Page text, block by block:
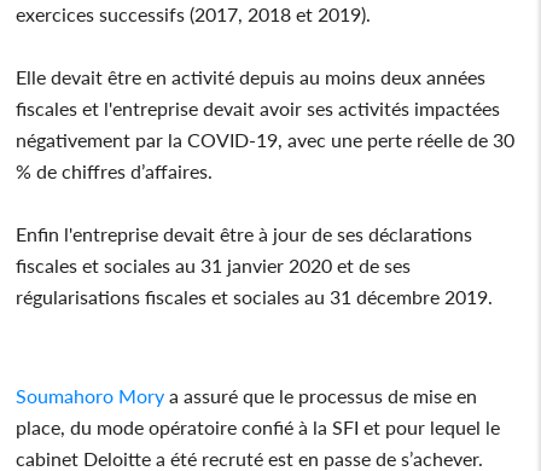
exercices successifs (2017, 2018 et 2019).
Elle devait être en activité depuis au moins deux années
fiscales et l'entreprise devait avoir ses activités impactées
négativement par la COVID-19, avec une perte réelle de 30
% de chiffres d’affaires.
Enfin l'entreprise devait être à jour de ses déclarations
fiscales et sociales au 31 janvier 2020 et de ses
régularisations fiscales et sociales au 31 décembre 2019.
Soumahoro Mory a assuré que le processus de mise en
place, du mode opératoire confié à la SFI et pour lequel le
cabinet Deloitte a été recruté est en passe de s’achever.